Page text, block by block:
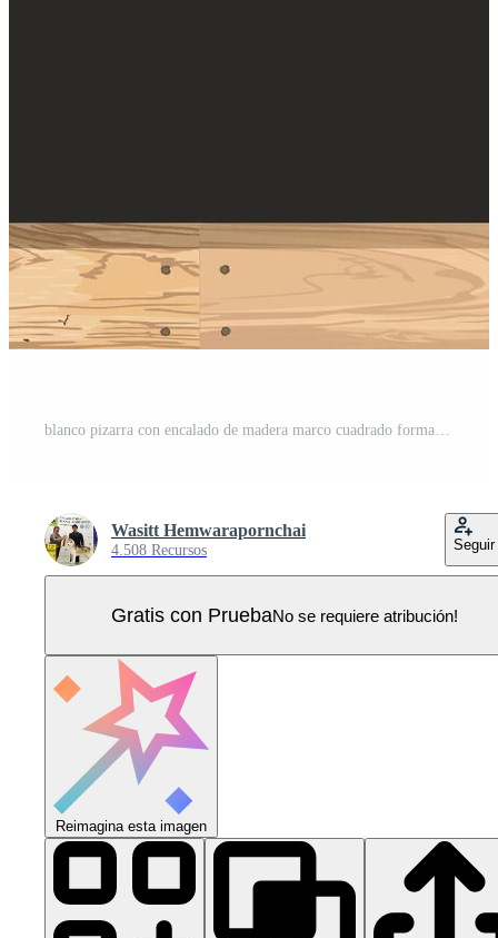
blanco pizarra con encalado de madera marco cuadrado forma gráfico ilustrado. cortar madera pizarra para menú o ninguna mensaje. Vector Pro
Wasitt Hemwarapornchai
4.508 Recursos Seguir
Gratis con PruebaNo se requiere atribución!
Reimagina esta imagen